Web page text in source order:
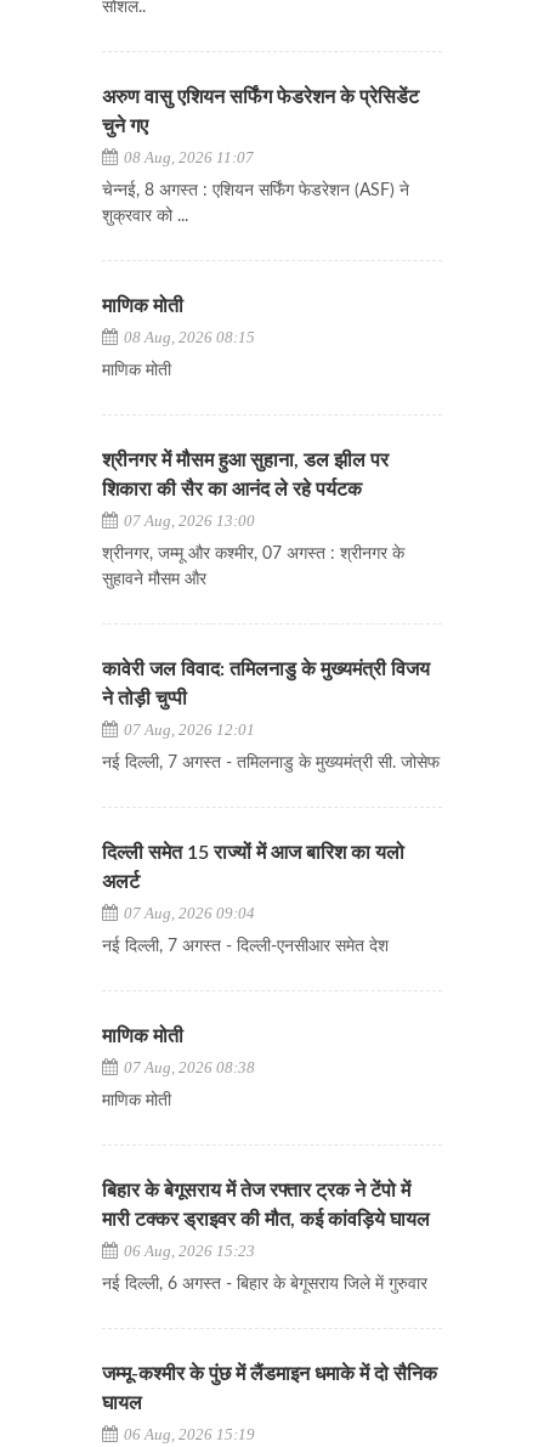
सोशल..
अरुण वासु एशियन सर्फिंग फेडरेशन के प्रेसिडेंट
चुने गए
08 Aug, 2026 11:07
चेन्नई, 8 अगस्त : एशियन सर्फिंग फेडरेशन (ASF) ने
शुक्रवार को ...
माणिक मोती
08 Aug, 2026 08:15
माणिक मोती
श्रीनगर में मौसम हुआ सुहाना, डल झील पर
शिकारा की सैर का आनंद ले रहे पर्यटक
07 Aug, 2026 13:00
श्रीनगर, जम्मू और कश्मीर, 07 अगस्त : श्रीनगर के
सुहावने मौसम और
कावेरी जल विवाद: तमिलनाडु के मुख्यमंत्री विजय
ने तोड़ी चुप्पी
07 Aug, 2026 12:01
नई दिल्ली, 7 अगस्त - तमिलनाडु के मुख्यमंत्री सी. जोसेफ
दिल्ली समेत 15 राज्यों में आज बारिश का यलो
अलर्ट
07 Aug, 2026 09:04
नई दिल्ली, 7 अगस्त - दिल्ली-एनसीआर समेत देश
माणिक मोती
07 Aug, 2026 08:38
माणिक मोती
बिहार के बेगूसराय में तेज रफ्तार ट्रक ने टेंपो में
मारी टक्कर ड्राइवर की मौत, कई कांवड़िये घायल
06 Aug, 2026 15:23
नई दिल्ली, 6 अगस्त - बिहार के बेगूसराय जिले में गुरुवार
जम्मू-कश्मीर के पुंछ में लैंडमाइन धमाके में दो सैनिक
घायल
06 Aug, 2026 15:19